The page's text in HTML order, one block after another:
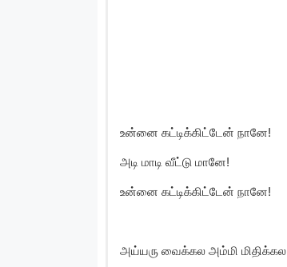
உன்னை கட்டிக்கிட்டேன் நானே!
அடி மாடி வீட்டு மானே!
உன்னை கட்டிக்கிட்டேன் நானே!
அய்யரு வைக்கல அம்மி மிதிக்கல